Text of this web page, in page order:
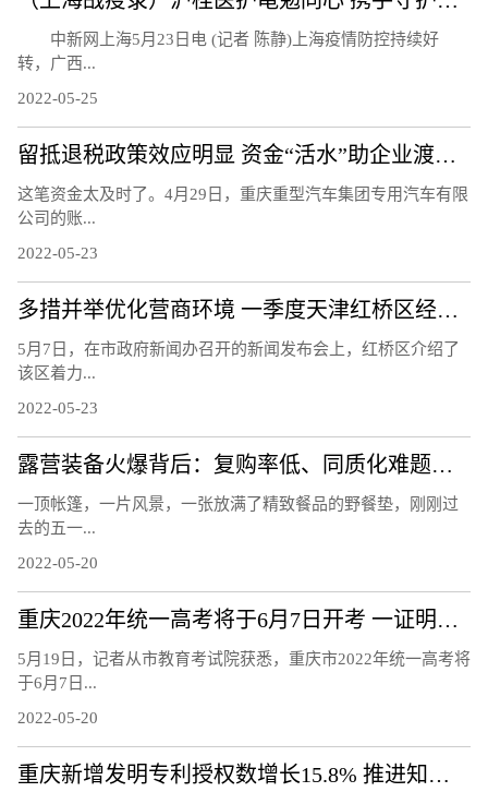
中新网上海5月23日电 (记者 陈静)上海疫情防控持续好
转，广西...
2022-05-25
留抵退税政策效应明显 资金“活水”助企业渡难关
这笔资金太及时了。4月29日，重庆重型汽车集团专用汽车有限
公司的账...
2022-05-23
多措并举优化营商环境 一季度天津红桥区经济实现平稳增长
5月7日，在市政府新闻办召开的新闻发布会上，红桥区介绍了
该区着力...
2022-05-23
露营装备火爆背后：复购率低、同质化难题待解
一顶帐篷，一片风景，一张放满了精致餐品的野餐垫，刚刚过
去的五一...
2022-05-20
重庆2022年统一高考将于6月7日开考 一证明两码入场考试
5月19日，记者从市教育考试院获悉，重庆市2022年统一高考将
于6月7日...
2022-05-20
重庆新增发明专利授权数增长15.8% 推进知识产权强市建设